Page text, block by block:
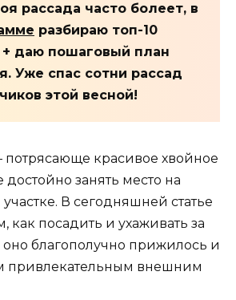
рассада часто болеет, в
разбираю топ-10
+ даю пошаговый план
Уже спас сотни рассад
этой весной!
красивое хвойное
достойно занять место на
В сегодняшней статье
как посадить и ухаживать за
благополучно прижилось и
привлекательным внешним